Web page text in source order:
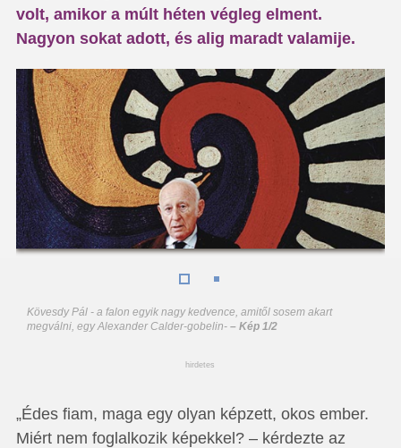
volt, amikor a múlt héten végleg elment.
Nagyon sokat adott, és alig maradt valamije.
Kövesdy Pál - a falon egyik nagy kedvence, amitől sosem akart
megválni, egy Alexander Calder-gobelin-– Kép 1/2
hirdetes
„Édes fiam, maga egy olyan képzett, okos ember.
Miért nem foglalkozik képekkel? – kérdezte az